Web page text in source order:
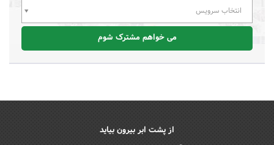
انتخاب سرویس
می خواهم مشترک شوم
از پشت ابر بیرون بیاید